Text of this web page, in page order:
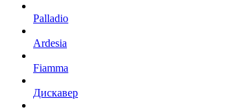
Palladio
Ardesia
Fiamma
Дискавер